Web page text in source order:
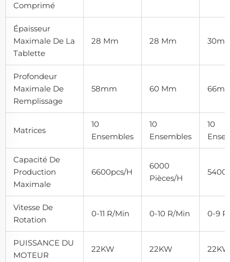
Comprimé
Épaisseur
Maximale De La
Tablette
28 Mm 28 Mm
Profondeur
Maximale De
Remplissage
58mm 60 Mm
Matrices
10
Ensembles
10
Ensembles
10
Capacité De
Production
Maximale
6600pcs/h
6000
Pièces/h
Vitesse De
Rotation
0-11 R/min 0-10 R/min 0-9
PUISSANCE DU
MOTEUR
22KW 22KW 22KW